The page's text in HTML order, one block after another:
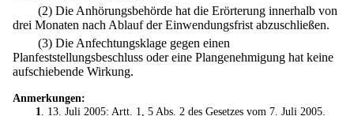
(2) Die Anhörungsbehörde hat die Erörterung innerhalb von
drei Monaten nach Ablauf der Einwendungsfrist abzuschließen.
(3) Die Anfechtungsklage gegen einen
Planfeststellungsbeschluss oder eine Plangenehmigung hat keine
aufschiebende Wirkung.
Anmerkungen:
1. 13. Juli 2005: Artt. 1, 5 Abs. 2 des Gesetzes vom 7. Juli 2005.